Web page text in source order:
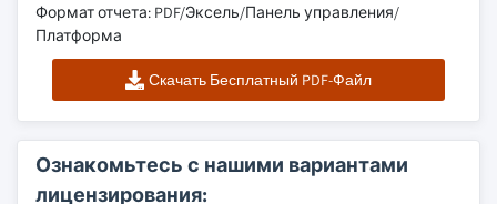
Формат отчета: PDF/Эксель/Панель управления/
Платформа
Скачать Бесплатный PDF-Файл
Ознакомьтесь с нашими вариантами
лицензирования: